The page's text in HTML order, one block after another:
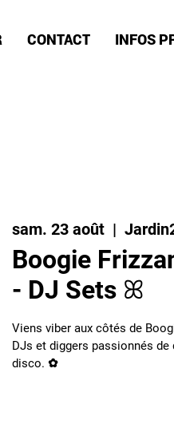
CONTACT INFOS
sam. 23 août
  |
Boogie
- DJ Sets ꕤ
Viens viber aux côtés de
DJs et diggers passionnés
disco. ✿